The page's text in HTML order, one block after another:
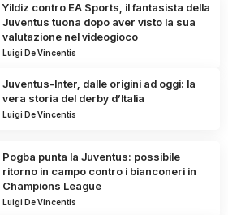
Yildiz contro EA Sports, il fantasista della
Juventus tuona dopo aver visto la sua
valutazione nel videogioco
Luigi De Vincentis
Juventus-Inter, dalle origini ad oggi: la
vera storia del derby d’Italia
Luigi De Vincentis
Pogba punta la Juventus: possibile
ritorno in campo contro i bianconeri in
Champions League
Luigi De Vincentis